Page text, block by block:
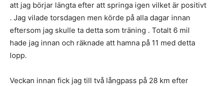
att jag börjar längta efter att springa igen vilket är positivt
. Jag vilade torsdagen men körde på alla dagar innan
eftersom jag skulle ta detta som träning . Totalt 6 mil
hade jag innan och räknade att hamna på 11 med detta
lopp.
Veckan innan fick jag till två långpass på 28 km efter